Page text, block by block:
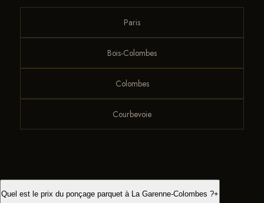
Paris
Bois-Colombes
Colombes
Courbevoie
Quel est le prix du ponçage parquet à La Garenne-Colombes ?+